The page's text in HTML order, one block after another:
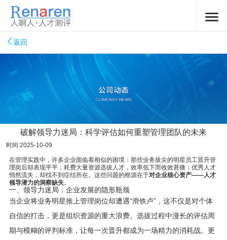
返回
破解领导力迷局：科学评估如何重塑管理团队的未来
时间:2025-10-09
在管理实践中，许多企业面临着相似的困境：那些业务拔尖的明星员工晋升管
理岗后却表现平平；耗费大量资源选拔人才，效率低下而收效甚微；优秀人才
悄然流失，却找不到症结所在。这些问题的根源在于对企业核心资产——人才
领导潜力的洞察缺失。
一、领导力迷局：企业发展的隐形瓶颈
当企业将业务明星推上管理岗位却遭遇“滑铁卢”，这不仅是对个体
自信的打击，更是组织资源的重大浪费。选拔过程中漫长的评估周
期与模糊的评判标准，让每一次晋升都成为一场精力的消耗战。更